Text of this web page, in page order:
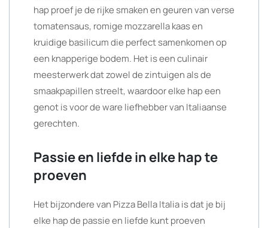
hap proef je de rijke smaken en geuren van verse
tomatensaus, romige mozzarella kaas en
kruidige basilicum die perfect samenkomen op
een knapperige bodem. Het is een culinair
meesterwerk dat zowel de zintuigen als de
smaakpapillen streelt, waardoor elke hap een
genot is voor de ware liefhebber van Italiaanse
gerechten.
Passie en liefde in elke hap te
proeven
Het bijzondere van Pizza Bella Italia is dat je bij
elke hap de passie en liefde kunt proeven